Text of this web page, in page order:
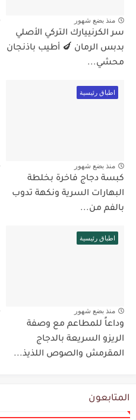
منذ بضع شهور
سر الكرنييارك التركي الأصلي
بدبس الرمان 🍆 أطيب باذنجان
محشي...
اطباق رئيسية
منذ بضع شهور
كبسة دجاج فاخرة بخلطة
البهارات السرية ونكهة تدوب
بالفم من...
اطباق رئيسية
منذ بضع شهور
وداعاً للمطاعم مع وصفة
الريزو السريعة بالدجاج
المقرمش والصوص اللذيذ...
المتابعون